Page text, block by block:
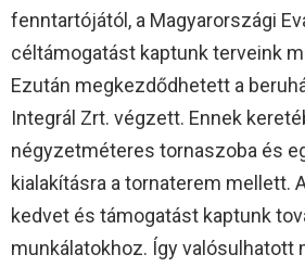
fenntartójától, a Magyarországi
céltámogatást kaptunk terveink
Ezután megkezdődhetett a
Integrál Zrt. végzett. Ennek
négyzetméteres tornaszoba és
kialakításra a tornaterem mellett.
kedvet és támogatást kaptunk
munkálatokhoz. Így valósulhatott